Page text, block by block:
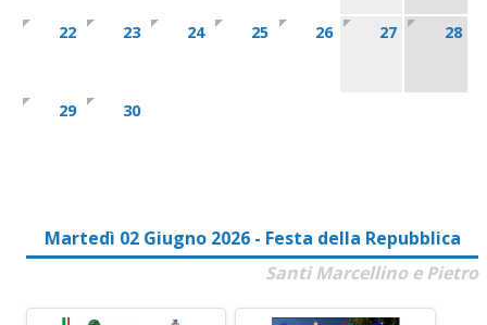
22 23 24 25 26 27 28
29 30
Martedì 02 Giugno 2026 - Festa della Repubblica
Santi Marcellino e Pietro